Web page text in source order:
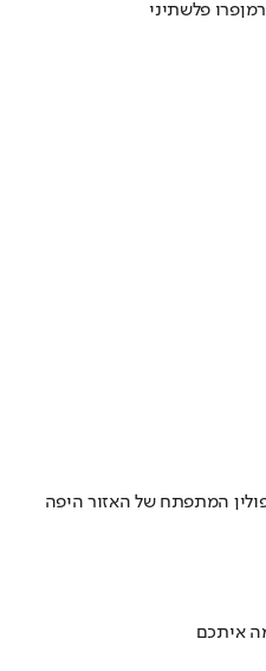
פרו פלשתיני
המתפתח של האזור היפה